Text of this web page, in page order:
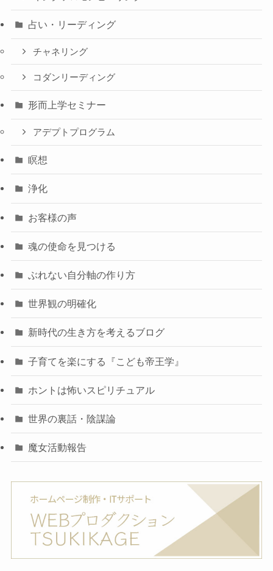
占い・リーディング
チャネリング
コダンリーディング
形而上学セミナー
アデプトプログラム
瞑想
浄化
お客様の声
魂の使命を見つける
ぶれない自分軸の作り方
世界観の明確化
新時代の生き方を考えるブログ
子育てを楽にする『こども帝王学』
ホントは怖いスピリチュアル
世界の裏話・陰謀論
魔女活動報告